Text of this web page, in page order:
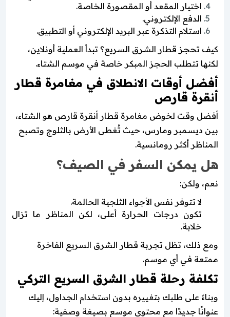
اختيار المقعد أو المقصورة الخاصة.
الدفع الإلكتروني.
استلام التذكرة عبر البريد الإلكتروني أو التطبيق.
كيف تحجز قطار الشرق السريع؟ تبدأ العملية أونلاين،
لكنها تتطلب الحجز المبكر خاصة في موسم الشتاء.
أفضل أوقات الانطلاق في مغامرة قطار
أنقرة قارص
أفضل وقت لخوض مغامرة قطار أنقرة قارص هو الشتاء،
بين ديسمبر ومارس، حيث تُغطى الأرض بالثلوج وتصبح
المناظر أكثر رومانسية.
هل يمكن السفر في الصيف؟
نعم، ولكن:
لا تتوفر نفس الأجواء الثلجية الحالمة.
تكون درجات الحرارة أعلى، لكن المناظر ما تزال
خلابة.
ومع ذلك، تظل تجربة قطار الشرق السريع الفاخرة
ممتعة في أي موسم.
تكلفة رحلة قطار الشرق السريع التركي
وبناءً على طلبك بتغييره بدون استخدام الجداول، إليك
عنوانًا جديدًا مع محتوى موسع بصيغة وصفية: